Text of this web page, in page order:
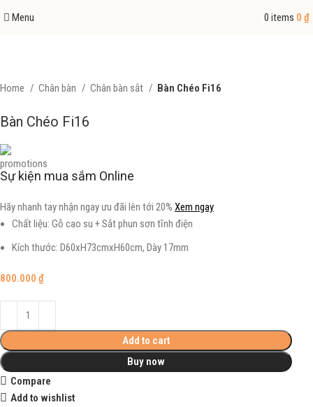
Menu 0 items 0 ₫
Home Chân bàn Chân bàn sắt Bàn Chéo Fi16
Bàn Chéo Fi16
Sự kiện mua sắm Online
Hãy nhanh tay nhận ngay ưu đãi lên tới 20%Xem ngay
Chất liệu: Gỗ cao su + Sắt phun sơn tĩnh điện
Kích thước: D60xH73cmxH60cm, Dày 17mm
800.000₫
Add to cart
Buy now
Compare
Add to wishlist